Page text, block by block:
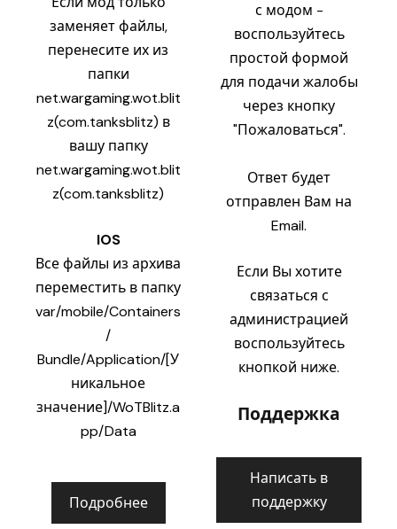
заменяет файлы,
перенесите их из
папки
net.wargaming.wot.blit
z(com.tanksblitz) в
вашу папку
net.wargaming.wot.blit
z(com.tanksblitz)
IOS
Все файлы из архива
переместить в папку
var/mobile/Containers
/
Bundle/Application/[У
никальное
значение]/WoTBlitz.a
pp/Data
Подробнее
с модом -
воспользуйтесь
простой формой
для подачи жалобы
через кнопку
"Пожаловаться".
Ответ будет
отправлен Вам на
Email.
Если Вы хотите
связаться с
администрацией
воспользуйтесь
кнопкой ниже.
Поддержка
Написать в
поддержку